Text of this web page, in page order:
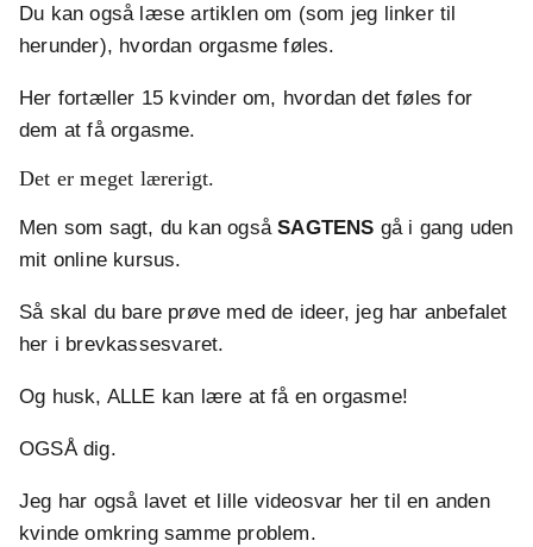
Du kan også læse artiklen om (som jeg linker til
herunder), hvordan orgasme føles.
Her fortæller 15 kvinder om, hvordan det føles for
dem at få orgasme.
Det er meget lærerigt.
Men som sagt, du kan ogsåSAGTENS gå i gang uden
mit online kursus.
Så skal du bare prøve med de ideer, jeg har anbefalet
her i brevkassesvaret.
Og husk, ALLE kan lære at få en orgasme!
OGSÅ dig.
Jeg har også lavet et lille videosvar her til en anden
kvinde omkring samme problem.